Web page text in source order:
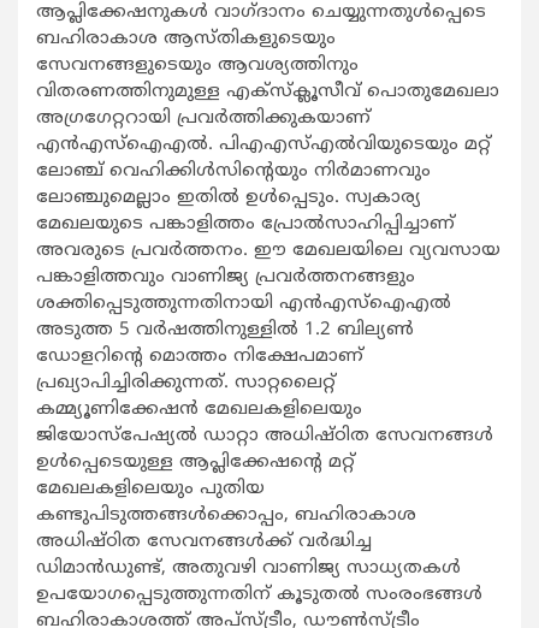
ആപ്ലിക്കേഷനുകള്‍ വാഗ്ദാനം ചെയ്യുന്നതുള്‍പ്പെടെ
ബഹിരാകാശ ആസ്തികളുടെയും
സേവനങ്ങളുടെയും ആവശ്യത്തിനും
വിതരണത്തിനുമുള്ള എക്സ്‌ക്ലൂസീവ് പൊതുമേഖലാ
അഗ്രഗേറ്ററായി പ്രവര്‍ത്തിക്കുകയാണ്
എന്‍എസ്‌ഐഎല്‍. പിഎഎസ്എല്‍വിയുടെയും മറ്റ്
ലോഞ്ച് വെഹിക്കിള്‍സിന്റെയും നിര്‍മാണവും
ലോഞ്ചുമെല്ലാം ഇതില്‍ ഉള്‍പ്പെടും. സ്വകാര്യ
മേഖലയുടെ പങ്കാളിത്തം പ്രോല്‍സാഹിപ്പിച്ചാണ്
അവരുടെ പ്രവര്‍ത്തനം. ഈ മേഖലയിലെ വ്യവസായ
പങ്കാളിത്തവും വാണിജ്യ പ്രവര്‍ത്തനങ്ങളും
ശക്തിപ്പെടുത്തുന്നതിനായി എന്‍എസ്‌ഐഎല്‍
അടുത്ത 5 വര്‍ഷത്തിനുള്ളില്‍ 1.2 ബില്യണ്‍
ഡോളറിന്റെ മൊത്തം നിക്ഷേപമാണ്
പ്രഖ്യാപിച്ചിരിക്കുന്നത്. സാറ്റലൈറ്റ്
കമ്മ്യൂണിക്കേഷന്‍ മേഖലകളിലെയും
ജിയോസ്‌പേഷ്യല്‍ ഡാറ്റാ അധിഷ്ഠിത സേവനങ്ങള്‍
ഉള്‍പ്പെടെയുള്ള ആപ്ലിക്കേഷന്റെ മറ്റ്
മേഖലകളിലെയും പുതിയ
കണ്ടുപിടുത്തങ്ങള്‍ക്കൊപ്പം, ബഹിരാകാശ
അധിഷ്ഠിത സേവനങ്ങള്‍ക്ക് വര്‍ദ്ധിച്ച
ഡിമാന്‍ഡുണ്ട്, അതുവഴി വാണിജ്യ സാധ്യതകള്‍
ഉപയോഗപ്പെടുത്തുന്നതിന് കൂടുതല്‍ സംരംഭങ്ങള്‍
ബഹിരാകാശത്ത് അപ്സ്ട്രീം, ഡൗണ്‍സ്ട്രീം